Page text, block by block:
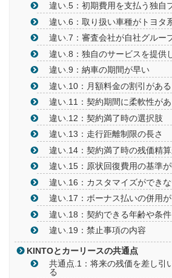
違い.5：初期費用を支払う独自
違い.6：取り扱い車種がトヨタ
違い.7：審査会社が自社グルー
違い.8：独自のサービスを提供
違い.9：納車の期間が早い
違い.10：月額料金の割引がある
違い.11：契約期間に柔軟性があ
違い.12：契約満了時の選択肢
違い.13：走行距離制限の長さ
違い.14：契約満了時の残価精
違い.15：原状回復費用の基準
違い.16：カスタマイズができ
違い.17：ボーナス払いの併用
違い.18：契約できる年齢や条件
違い.19：禁止事項の内容
KINTOとカーリースの共通点
共通点.1：将来の残価を差し引
る